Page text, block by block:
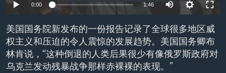
ENVIRONMENT AND HEALTH
IDEALS AND INSTITUTIONS
0:00 1:46
美国国务院新发布的一份报告记录了全球很多地区威
权主义和压迫的令人震惊的发展趋势。美国国务卿布
林肯说，“这种倒退的人类后果很少有像俄罗斯政府对
乌克兰发动残暴战争那样赤裸裸的表现。”